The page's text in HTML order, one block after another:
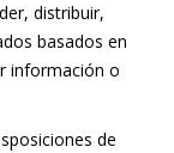
distribuir,
basados en
información o
de